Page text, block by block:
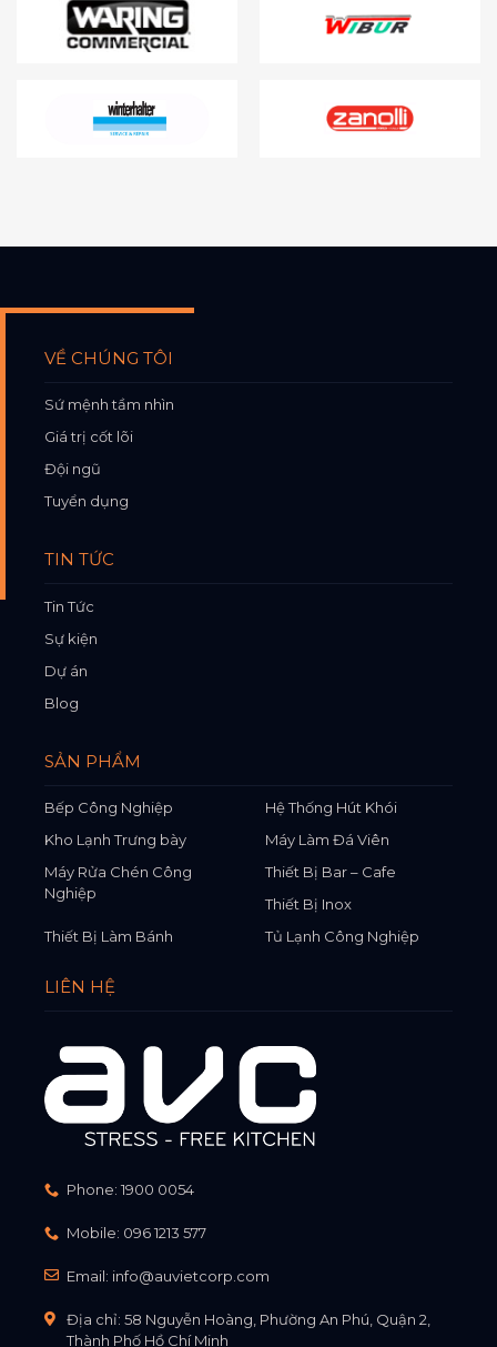
VỀ CHÚNG TÔI
Sứ mệnh tầm nhìn
Giá trị cốt lõi
Đội ngũ
Tuyển dụng
TIN TỨC
Tin Tức
Sự kiện
Dự án
Blog
SẢN PHẨM
Bếp Công Nghiệp
Hệ Thống Hút Khói
Kho Lạnh Trưng bày
Máy Làm Đá Viên
Máy Rửa Chén Công
Nghiệp
Thiết Bị Bar – Cafe
Thiết Bị Inox
Thiết Bị Làm Bánh
Tủ Lạnh Công Nghiệp
LIÊN HỆ
Phone: 1900 0054
Mobile: 096 1213 577
Email: info@auvietcorp.com
Địa chỉ: 58 Nguyễn Hoàng, Phường An Phú, Quận 2,
Thành Phố Hồ Chí Minh